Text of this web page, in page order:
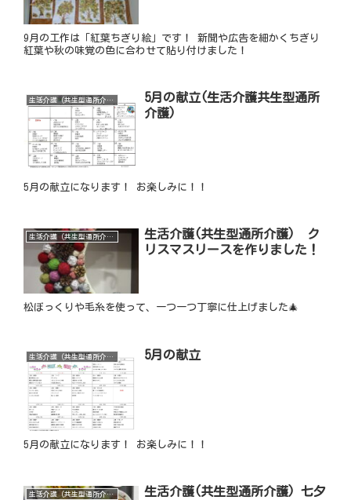
9月の工作は「紅葉ちぎり絵」です！ 新聞や広告を細かくちぎり
紅葉や秋の味覚の色に合わせて貼り付けました！
生活介護（共生型通所介護）
5月の献立(生活介護共生型通所
介護)
5月の献立になります！ お楽しみに！！
生活介護（共生型通所介護）
生活介護(共生型通所介護) ク
リスマスリースを作りました！
松ぼっくりや毛糸を使って、一つ一つ丁寧に仕上げました🎄
生活介護（共生型通所介護） 5月の献立
5月の献立になります！ お楽しみに！！
生活介護（共生型通所介護）
生活介護(共生型通所介護) 七夕